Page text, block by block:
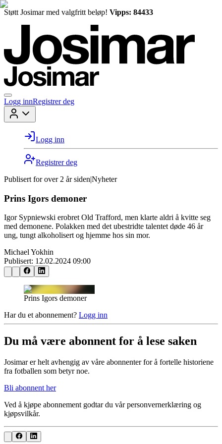
Støtt Josimar med valgfritt beløp! Vipps: 84433
Logg innRegistrer deg
Logg inn
Registrer deg
Publisert for over 2 år siden|Nyheter
Prins Igors demoner
Igor Sypniewski erobret Old Trafford, men klarte aldri å kvitte seg
med demonene. Polakken med det ubestridte talentet døde 46 år
ung, tungt alkoholisert og hjemme hos sin mor.
Michael Yokhin
Publisert: 12.02.2024 09:00
Prins Igors demoner
Har du et abonnement? Logg inn
Du må være abonnent for å lese saken
Josimar er helt avhengig av våre abonnenter for å fortelle historiene
fra fotballen som betyr noe.
Bli abonnent her
Ved å kjøpe abonnement godtar du vår personvernerklæring og
kjøpsvilkår.